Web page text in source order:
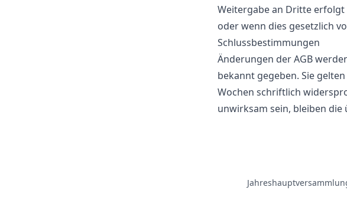
Weitergabe an Dritte
oder wenn dies gesetzlich
Schlussbestimmungen
Änderungen der AGB
bekannt gegeben. Sie
Wochen schriftlich
unwirksam sein, bleiben